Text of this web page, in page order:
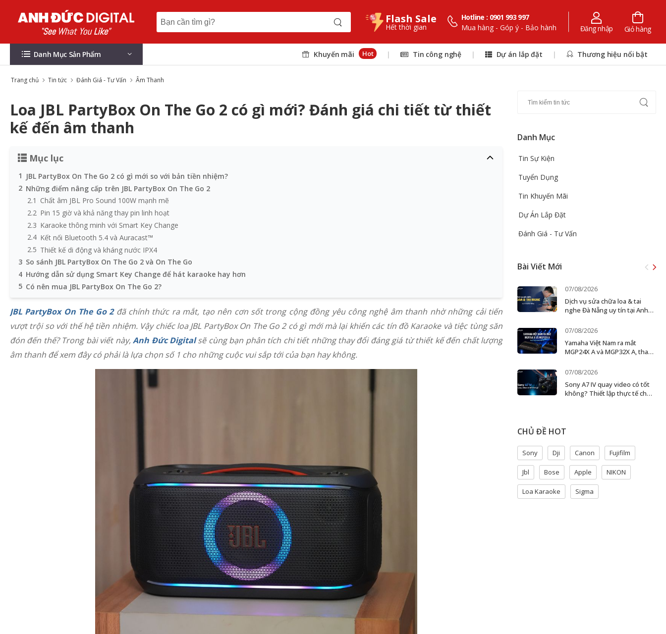
Flash Sale
Hết thời gian
Hotline : 0901 993 997
Mua hàng - Góp ý - Bảo hành
Đăng nhập Giỏ hàng
Danh Mục Sản Phẩm Khuyến mãi Hot | Tin công nghệ | Dự án lắp đặt | Thương hiệu nổi bật
Trang chủ Tin tức Đánh Giá - Tư Vấn Âm Thanh
Loa JBL PartyBox On The Go 2 có gì mới? Đánh giá chi tiết từ thiết
kế đến âm thanh
Mục lục
1 JBL PartyBox On The Go 2 có gì mới so với bản tiền nhiệm?
2 Những điểm nâng cấp trên JBL PartyBox On The Go 2
2.1 Chất âm JBL Pro Sound 100W mạnh mẽ
2.2 Pin 15 giờ và khả năng thay pin linh hoạt
2.3 Karaoke thông minh với Smart Key Change
2.4 Kết nối Bluetooth 5.4 và Auracast™
2.5 Thiết kế di động và kháng nước IPX4
3 So sánh JBL PartyBox On The Go 2 và On The Go
4 Hướng dẫn sử dụng Smart Key Change để hát karaoke hay hơn
5 Có nên mua JBL PartyBox On The Go 2?
JBL PartyBox On The Go 2đã chính thức ra mắt, tạo nên cơn sốt trong cộng đồng yêu công nghệ âm thanh nhờ những cải tiến
vượt trội so với thế hệ tiền nhiệm. Vậy chiếc loa JBL PartyBox On The Go 2 có gì mới mà lại khiến các tín đồ Karaoke và tiệc tùng săn
đón đến thế? Trong bài viết này,Anh Đức Digitalsẽ cùng bạn phân tích chi tiết những thay đổi đáng giá từ thiết kế đến chất lượng
âm thanh để xem đây có phải là lựa chọn số 1 cho những cuộc vui sắp tới của bạn hay không.
Danh Mục
Tin Sự Kiện
Tuyển Dụng
Tin Khuyến Mãi
Dự Án Lắp Đặt
Đánh Giá - Tư Vấn
Bài Viết Mới
07/08/2026
Dịch vụ sửa chữa loa & tai
nghe Đà Nẵng uy tín tại Anh
07/08/2026
Yamaha Việt Nam ra mắt
MGP24X A và MGP32X A, thay
07/08/2026
Sony A7 IV quay video có tốt
không? Thiết lập thực tế cho
CHỦ ĐỀ HOT
Sony Dji Canon Fujifilm
Jbl Bose Apple NIKON
Loa Karaoke Sigma